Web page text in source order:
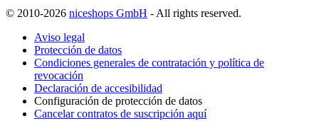
© 2010-2026 niceshops GmbH - All rights reserved.
Aviso legal
Protección de datos
Condiciones generales de contratación y política de
revocación
Declaración de accesibilidad
Configuración de protección de datos
Cancelar contratos de suscripción aquí